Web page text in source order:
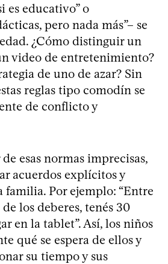
es educativo” o
pero nada más”– se
¿Cómo distinguir un
video de entretenimiento?
de uno de azar? Sin
reglas tipo comodín se
de conflicto y
esas normas imprecisas,
acuerdos explícitos y
familia. Por ejemplo: “Entre
los deberes, tenés 30
en la tablet”. Así, los niños
qué se espera de ellos y
su tiempo y sus